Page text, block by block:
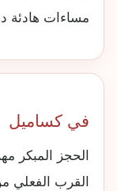
مساءات هادئة
في كساميل
الحجز المبكر
القرب الفعلي